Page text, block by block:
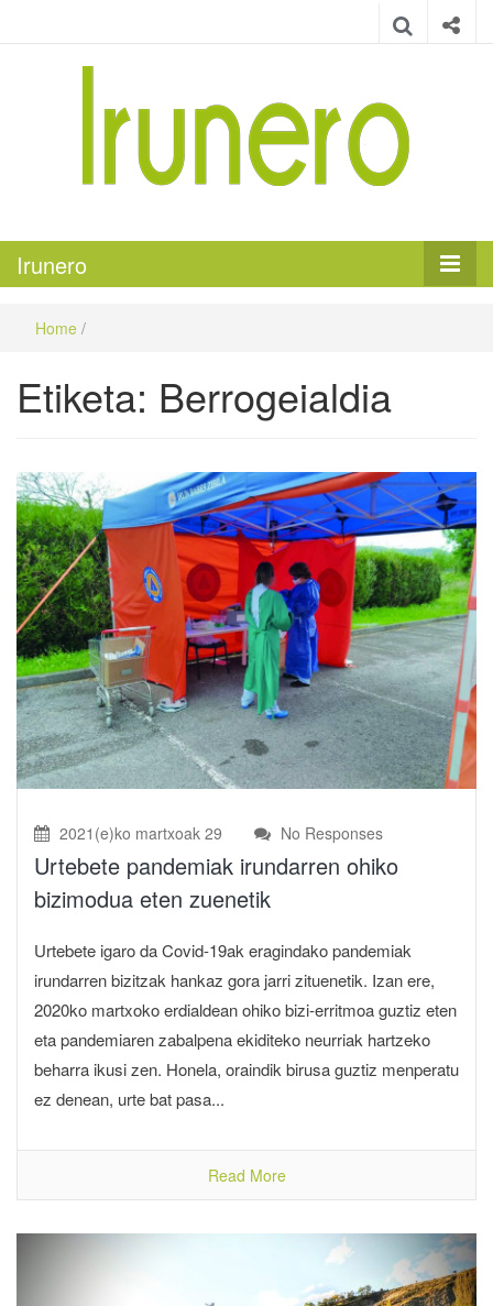
Irunero
Home /
Etiketa: Berrogeialdia
2021(e)ko martxoak 29 No Responses
Urtebete pandemiak irundarren ohiko
bizimodua eten zuenetik
Urtebete igaro da Covid-19ak eragindako pandemiak
irundarren bizitzak hankaz gora jarri zituenetik. Izan ere,
2020ko martxoko erdialdean ohiko bizi-erritmoa guztiz eten
eta pandemiaren zabalpena ekiditeko neurriak hartzeko
beharra ikusi zen. Honela, oraindik birusa guztiz menperatu
ez denean, urte bat pasa...
Read More